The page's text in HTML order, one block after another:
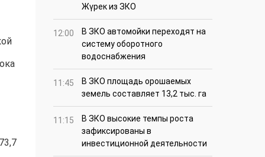
Жүрек из ЗКО
12:00
В ЗКО автомойки переходят на
систему оборотного
водоснабжения
11:45
В ЗКО площадь орошаемых
земель составляет 13,2 тыс. га
11:15
В ЗКО высокие темпы роста
зафиксированы в
инвестиционной деятельности